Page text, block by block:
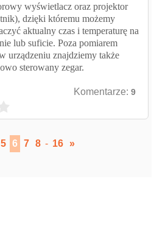
wyświetlacz oraz projektor
dzięki któremu możemy
aktualny czas i temperaturę na
lub suficie. Poza pomiarem
urządzeniu znajdziemy także
sterowany zegar.
Komentarze:9
5 6 7 8 - 16 »